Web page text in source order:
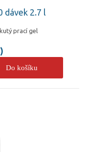
dávek 2.7 l
prací gel
Do košíku